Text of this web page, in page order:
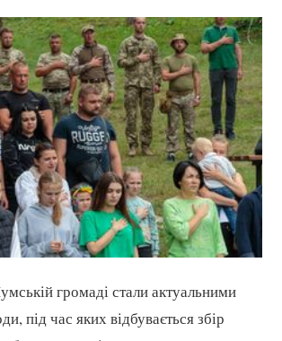
громаді стали актуальними
під час яких відбувається збір